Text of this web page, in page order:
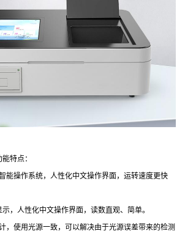
能特点：
能操作系统，人性化中文操作界面，运转速度更快
，人性化中文操作界面，读数直观、简单。
，使用光源一致，可以解决由于光源误差带来的检测